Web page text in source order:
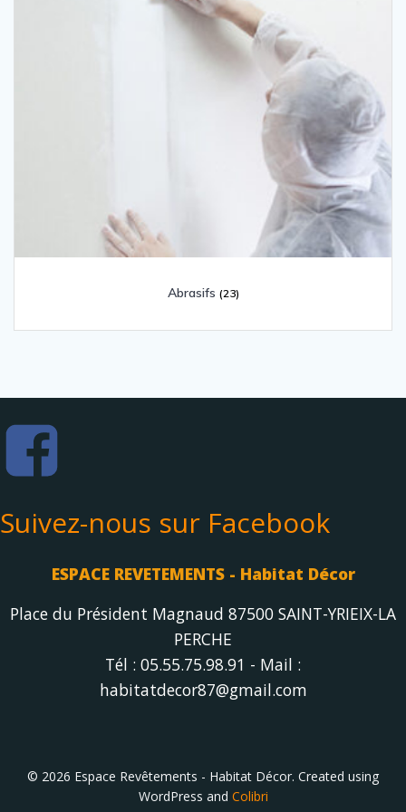
Abrasifs (23)
Suivez-nous sur Facebook
ESPACE REVETEMENTS - Habitat Décor
Place du Président Magnaud 87500 SAINT-YRIEIX-LA
PERCHE
Tél : 05.55.75.98.91 - Mail :
habitatdecor87@gmail.com
© 2026 Espace Revêtements - Habitat Décor. Created using
WordPress and Colibri